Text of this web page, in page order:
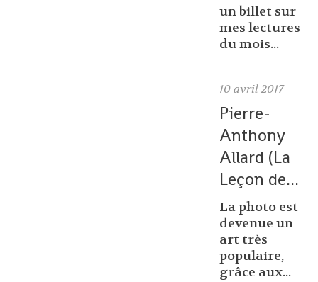
un billet sur
mes lectures
du mois...
10 avril 2017
Pierre-
Anthony
Allard (La
Leçon de...
La photo est
devenue un
art très
populaire,
grâce aux...